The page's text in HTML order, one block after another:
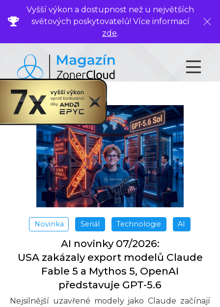
Vyšší výkon a dostupnost než u největších
světových poskytovatelů! Více informací
zde.
Novinka Seriál Technologie AI
AI novinky 07/2026:
USA zakázaly export modelů Claude
Fable 5 a Mythos 5, OpenAI
představuje GPT-5.6
Nejsilnější uzavřené modely jako Claude začínají